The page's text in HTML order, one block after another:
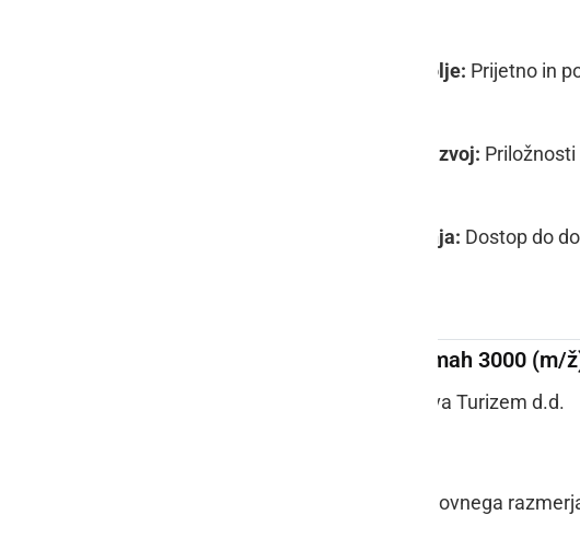
Prijetno okolje: Prijetno in
Strokovni razvoj:
Izobraževanja: Dostop do
Animator v Termah 3000 (m/
Sava Turizem d.d.
sklenitev delovnega